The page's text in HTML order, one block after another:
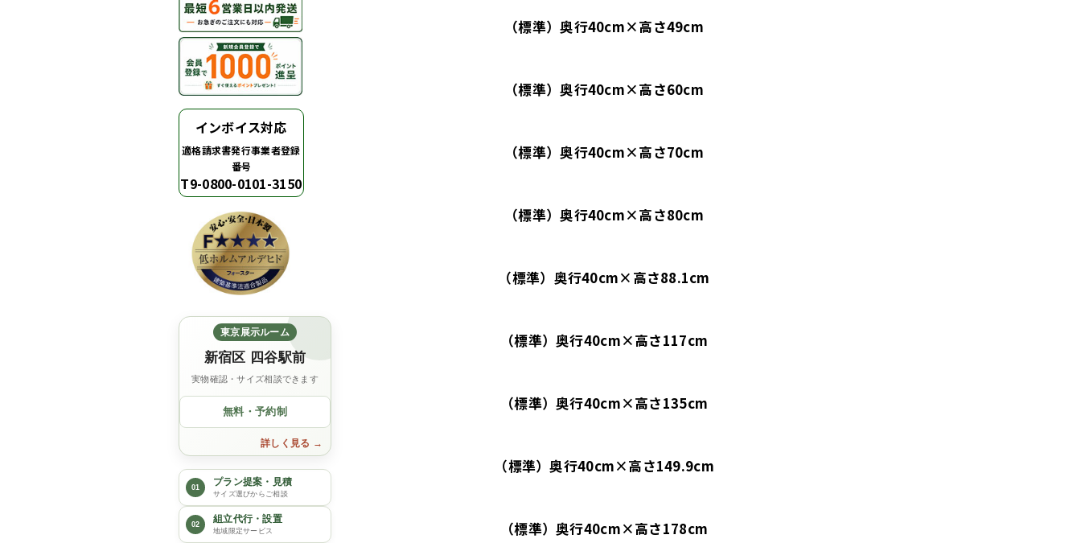
インボイス対応
適格請求書発行事業者登録
番号
T9-0800-0101-3150
東京展示ルーム
新宿区 四谷駅前
実物確認・サイズ相談できます
無料・予約制
詳しく見る
01 プラン提案・見積
サイズ選びからご相談
02 組立代行・設置
地域限定サービス
（標準）奥行40cm×高さ49cm
（標準）奥行40cm×高さ60cm
（標準）奥行40cm×高さ70cm
（標準）奥行40cm×高さ80cm
（標準）奥行40cm×高さ88.1cm
（標準）奥行40cm×高さ117cm
（標準）奥行40cm×高さ135cm
（標準）奥行40cm×高さ149.9cm
（標準）奥行40cm×高さ178cm